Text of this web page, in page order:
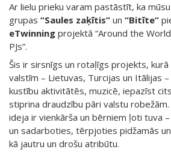
Ar lielu prieku varam pastāstīt, ka
grupas “Saules zaķītis” un “Bitīte”
eTwinning projektā “Around the
PJs”.
Šis ir sirsnīgs un rotaļīgs projekts, kurā
valstīm – Lietuvas, Turcijas un Itālijas
kustību aktivitātēs, muzicē, iepazīst
stiprina draudzību pāri valstu
ideja ir vienkārša un bērniem ļoti tuva
un sadarboties, tērpjoties pidžamās
kā jautru un drošu atribūtu.